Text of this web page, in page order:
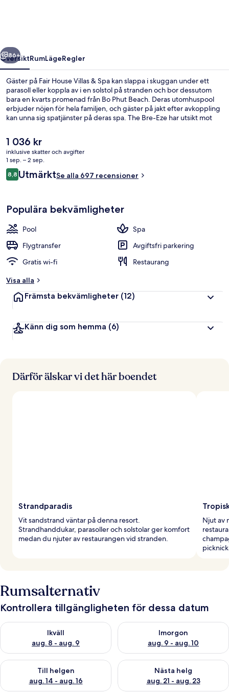
Nästa
86+
ÖversiktRumLägeRegler
Gäster på Fair House Villas & Spa kan slappa i skuggan under ett
parasoll eller koppla av i en solstol på stranden och bor dessutom
bara en kvarts promenad från Bo Phut Beach. Deras utomhuspool
erbjuder nöjen för hela familjen, och gäster på jakt efter avkoppling
kan unna sig spatjänster på deras spa. The Bre-Eze har utsikt mot
lyxstil ger dessutom tillgång till en bar vid poolen, en barnpool och
en terrass. Andra resenärer uppskattar den hjälpsamma personalen.
Det
nuvarande
priset
är
1 036 kr
1 036 kr
inklusive skatter och avgifter
1 sep. – 2 sep.
Recensioner
8,88,8 av 10,
UtmärktSe alla 697 recensioner
Populära bekvämligheter
Pool
Spa
Flygtransfer
Avgiftsfri parkering
Gratis wi-fi
Restaurang
Visa alla
Främsta bekvämligheter (12)
Känn dig som hemma (6)
Därför älskar vi det här boendet
Strandparadis
Vit sandstrand väntar på denna resort.
Strandhanddukar, parasoller och solstolar ger komfort
medan du njuter av restaurangen vid stranden.
Njut av
Rumsalternativ
Kontrollera tillgängligheten för dessa datum
Ikväll
aug. 8 - aug. 9
Kontrollera tillgängligheten för ikväll aug. 8 - aug. 9
Imorgon
aug. 9 - aug. 10
Kontrollera tillgängligheten
Till helgen
aug. 14 - aug. 16
Kontrollera tillgängligheten för den här helgen aug. 14 - aug.
Nästa helg
aug. 21 - aug. 23
Kontrollera tillgängligheten